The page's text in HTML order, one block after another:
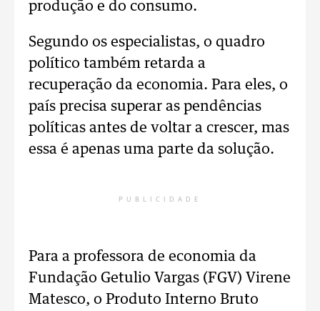
produção e do consumo.
Segundo os especialistas, o quadro
político também retarda a
recuperação da economia. Para eles, o
país precisa superar as pendências
políticas antes de voltar a crescer, mas
essa é apenas uma parte da solução.
PUBLICIDADE
Para a professora de economia da
Fundação Getulio Vargas (FGV) Virene
Matesco, o Produto Interno Bruto